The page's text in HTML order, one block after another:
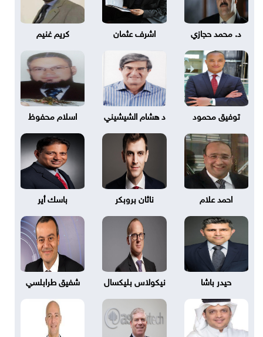
د. محمد حجازي اشرف عثمان كريم غنيم
توفيق محمود د هشام الشيشيني اسلام محفوظ
احمد علام ناثان بروبكر باسك أير
حيدر باشا نيكولاس بليكسال شفيق طرابلسي